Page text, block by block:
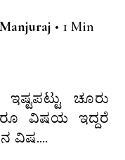
• 1 Min
ವಿಷಯ ಇದ್ದರೆ
ವಿಷ.…